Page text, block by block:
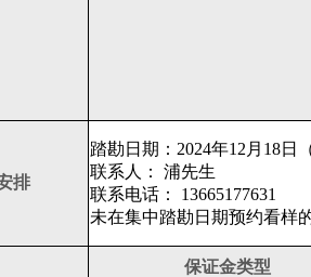
排
踏勘日期：2024年12月18日
联系人： 浦先生
联系电话： 13665177631
未在集中踏勘日期预约看样
保证金类型